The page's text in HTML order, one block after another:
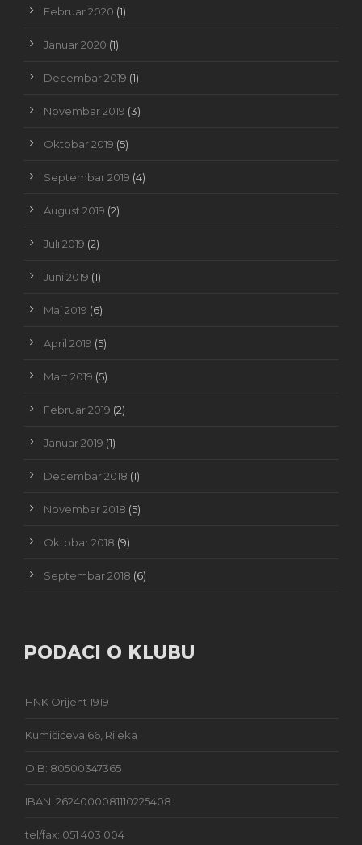
Februar 2020 (1)
Januar 2020 (1)
Decembar 2019 (1)
Novembar 2019 (3)
Oktobar 2019 (5)
Septembar 2019 (4)
August 2019 (2)
Juli 2019 (2)
Juni 2019 (1)
Maj 2019 (6)
April 2019 (5)
Mart 2019 (5)
Februar 2019 (2)
Januar 2019 (1)
Decembar 2018 (1)
Novembar 2018 (5)
Oktobar 2018 (9)
Septembar 2018 (6)
PODACI O KLUBU
HNK Orijent 1919
Kumičićeva 66, Rijeka
OIB: 80500347365
IBAN: 2624000081110225408
tel/fax: 051 403 004